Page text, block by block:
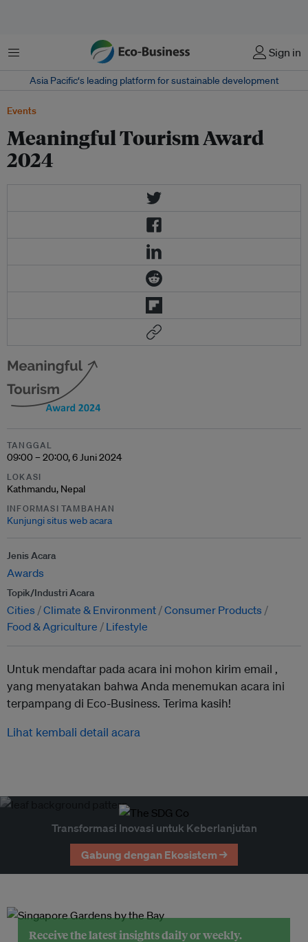
Menu Sign in
Asia Pacific‘s leading platform for sustainable development
Events
Meaningful Tourism Award
2024
TANGGAL
09:00 – 20:00, 6 Juni 2024
LOKASI
Kathmandu, Nepal
INFORMASI TAMBAHAN
Kunjungi situs web acara
Jenis Acara
Awards
Topik/Industri Acara
Cities Climate & Environment Consumer Products
Food & Agriculture
Lifestyle
Untuk mendaftar pada acara ini mohon kirim email ,
yang menyatakan bahwa Anda menemukan acara ini
terpampang di Eco-Business. Terima kasih!
Lihat kembali detail acara
Transformasi Inovasi untuk Keberlanjutan
Gabung dengan Ekosistem →
Receive the latest insights daily or weekly.